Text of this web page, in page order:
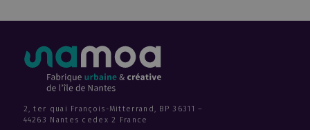
2, ter quai François-Mitterrand, BP 36311 –
44263 Nantes cedex 2 France